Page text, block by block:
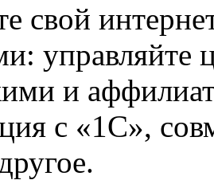
свой
управляйте
и
с «1С»,